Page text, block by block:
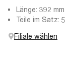
Länge: 392 mm
Teile im Satz: 5
Filiale wählen